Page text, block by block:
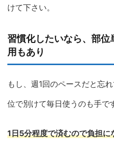
けて下さい。
習慣化したいなら、部位
用もあり
もし、週1回のペースだと忘
位で別けて毎日使うのも手で
1日5分程度で済むので負担